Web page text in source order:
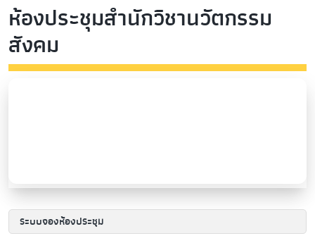
ห้องประชุมสำนักวิชานวัตกรรม
สังคม
ระบบจองห้องประชุม